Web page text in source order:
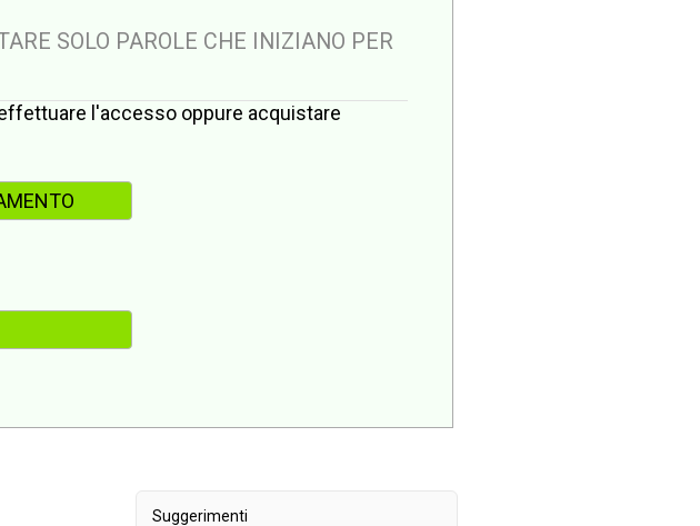
SOLO PAROLE CHE INIZIANO PER
l'accesso oppure acquistare
Suggerimenti